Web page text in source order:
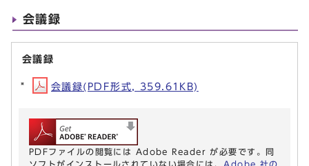
会議録
会議録
会議録(PDF形式, 359.61KB)
PDFファイルの閲覧には Adobe Reader が必要です。同
ソフトがインストールされていない場合には、 Adobe 社の